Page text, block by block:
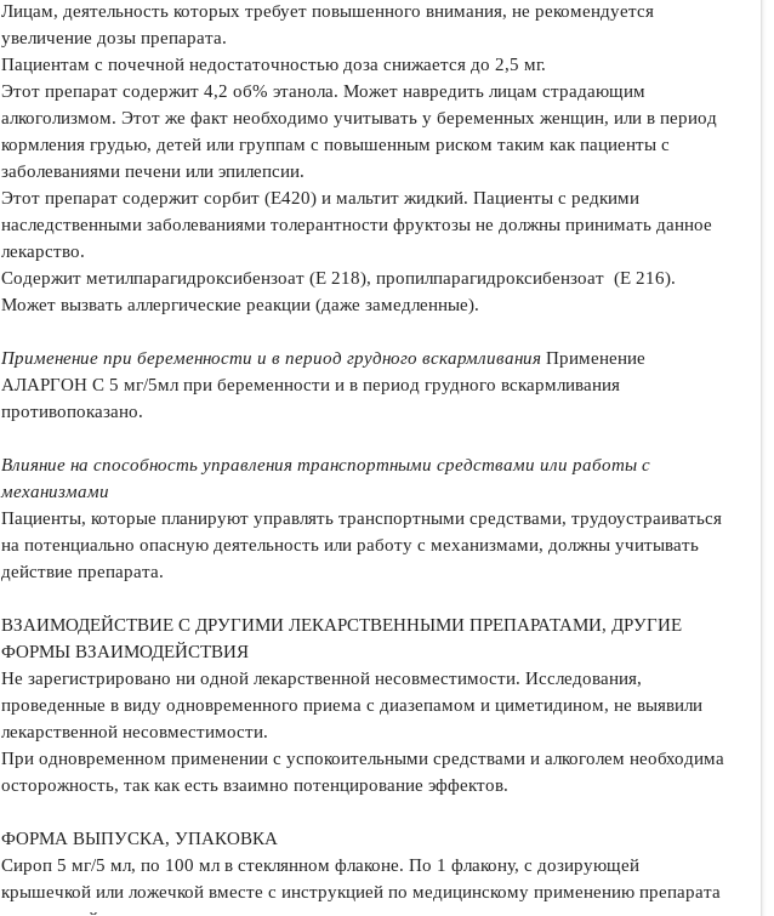
Лицам, деятельность которых требует повышенного внимания, не рекомендуется
увеличение дозы препарата.
Пациентам с почечной недостаточностью доза снижается до 2,5 мг.
Этот препарат содержит 4,2 об% этанола. Может навредить лицам страдающим
алкоголизмом. Этот же факт необходимо учитывать у беременных женщин, или в период
кормления грудью, детей или группам с повышенным риском таким как пациенты с
заболеваниями печени или эпилепсии.
Этот препарат содержит сорбит (E420) и мальтит жидкий. Пациенты с редкими
наследственными заболеваниями толерантности фруктозы не должны принимать данное
лекарство.
Содержит метилпарагидроксибензоат (E 218), пропилпарагидроксибензоат (E 216).
Может вызвать аллергические реакции (даже замедленные).
Применение при беременности и в период грудного вскармливанияПрименение
АЛАРГОН С 5 мг/5мл при беременности и в период грудного вскармливания
противопоказано.
Влияние на способность управления транспортными средствами или работы с
механизмами
Пациенты, которые планируют управлять транспортными средствами, трудоустраиваться
на потенциально опасную деятельность или работу с механизмами, должны учитывать
действие препарата.
ВЗАИМОДЕЙСТВИЕ С ДРУГИМИ ЛЕКАРСТВЕННЫМИ ПРЕПАРАТАМИ, ДРУГИЕ
ФОРМЫ ВЗАИМОДЕЙСТВИЯ
Не зарегистрировано ни одной лекарственной несовместимости. Исследования,
проведенные в виду одновременного приема с диазепамом и циметидином, не выявили
лекарственной несовместимости.
При одновременном применении с успокоительными средствами и алкоголем необходима
осторожность, так как есть взаимно потенцирование эффектов.
ФОРМА ВЫПУСКА, УПАКОВКА
Сироп 5 мг/5 мл, по 100 мл в стеклянном флаконе. По 1 флакону, с дозирующей
крышечкой или ложечкой вместе с инструкцией по медицинскому применению препарата